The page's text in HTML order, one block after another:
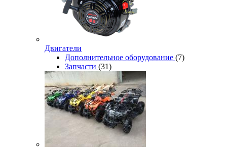
Двигатели
Дополнительное оборудование (7)
Запчасти (31)